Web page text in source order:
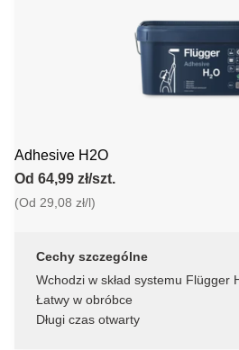
Adhesive H2O
Od 64,99 zł/szt.
(Od 29,08 zł/l)
Cechy szczególne
Wchodzi w skład systemu Flügger
wilgotnych
Łatwy w obróbce
Długi czas otwarty